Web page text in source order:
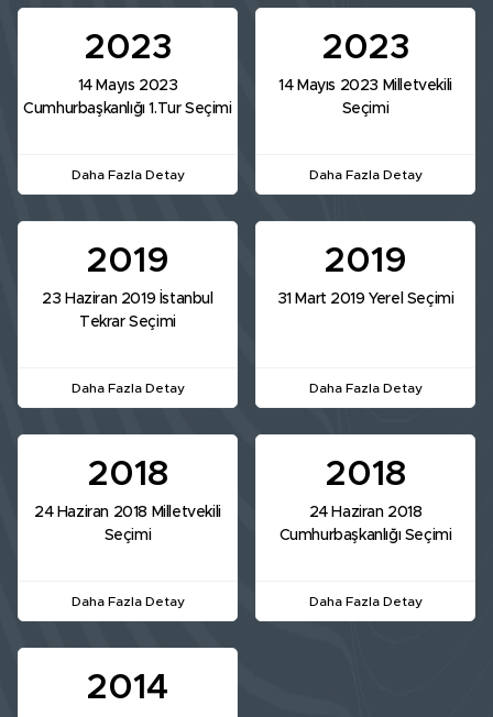
2023
14 Mayıs 2023
Cumhurbaşkanlığı 1.Tur Seçimi
Daha Fazla Detay
2023
14 Mayıs 2023 Milletvekili
Seçimi
Daha Fazla Detay
2019
23 Haziran 2019 İstanbul
Tekrar Seçimi
Daha Fazla Detay
2019
31 Mart 2019 Yerel Seçimi
Daha Fazla Detay
2018
24 Haziran 2018 Milletvekili
Seçimi
Daha Fazla Detay
2018
24 Haziran 2018
Cumhurbaşkanlığı Seçimi
Daha Fazla Detay
2014